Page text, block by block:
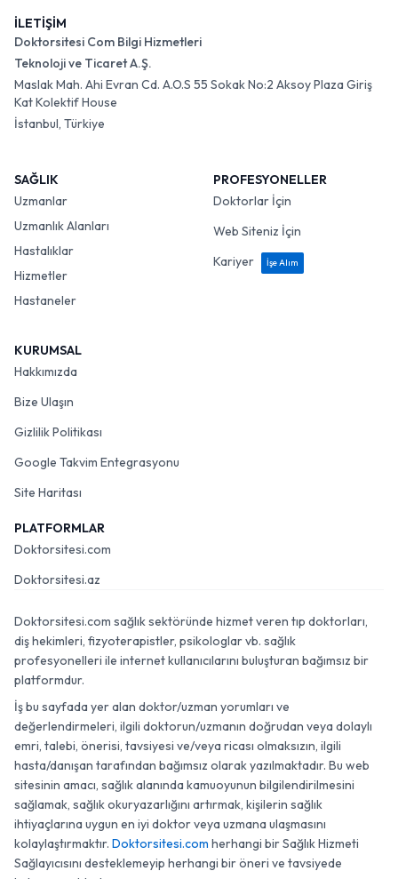
İLETİŞİM
Doktorsitesi Com Bilgi Hizmetleri
Teknoloji ve Ticaret A.Ş.
Maslak Mah. Ahi Evran Cd. A.O.S 55 Sokak No:2 Aksoy Plaza Giriş
Kat Kolektif House
İstanbul, Türkiye
SAĞLIK
Uzmanlar
Uzmanlık Alanları
Hastalıklar
Hizmetler
Hastaneler
PROFESYONELLER
Doktorlar İçin
Web Siteniz İçin
Kariyer
İşe Alım
KURUMSAL
Hakkımızda
Bize Ulaşın
Gizlilik Politikası
Google Takvim Entegrasyonu
Site Haritası
PLATFORMLAR
Doktorsitesi.com
Doktorsitesi.az
Doktorsitesi.com sağlık sektöründe hizmet veren tıp doktorları,
diş hekimleri, fizyoterapistler, psikologlar vb. sağlık
profesyonelleri ile internet kullanıcılarını buluşturan bağımsız bir
platformdur.
İş bu sayfada yer alan doktor/uzman yorumları ve
değerlendirmeleri, ilgili doktorun/uzmanın doğrudan veya dolaylı
emri, talebi, önerisi, tavsiyesi ve/veya ricası olmaksızın, ilgili
hasta/danışan tarafından bağımsız olarak yazılmaktadır. Bu web
sitesinin amacı, sağlık alanında kamuoyunun bilgilendirilmesini
sağlamak, sağlık okuryazarlığını artırmak, kişilerin sağlık
ihtiyaçlarına uygun en iyi doktor veya uzmana ulaşmasını
kolaylaştırmaktır. Doktorsitesi.com herhangi bir Sağlık Hizmeti
Sağlayıcısını desteklemeyip herhangi bir öneri ve tavsiyede